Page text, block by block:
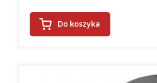
Do koszyka